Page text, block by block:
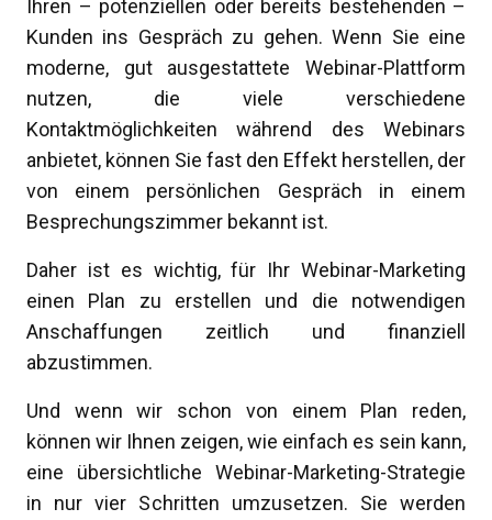
Ihren – potenziellen oder bereits bestehenden –
Kunden ins Gespräch zu gehen. Wenn Sie eine
moderne, gut ausgestattete Webinar-Plattform
nutzen, die viele verschiedene
Kontaktmöglichkeiten während des Webinars
anbietet, können Sie fast den Effekt herstellen, der
von einem persönlichen Gespräch in einem
Besprechungszimmer bekannt ist.
Daher ist es wichtig, für Ihr Webinar-Marketing
einen Plan zu erstellen und die notwendigen
Anschaffungen zeitlich und finanziell
abzustimmen.
Und wenn wir schon von einem Plan reden,
können wir Ihnen zeigen, wie einfach es sein kann,
eine übersichtliche Webinar-Marketing-Strategie
in nur vier Schritten umzusetzen. Sie werden